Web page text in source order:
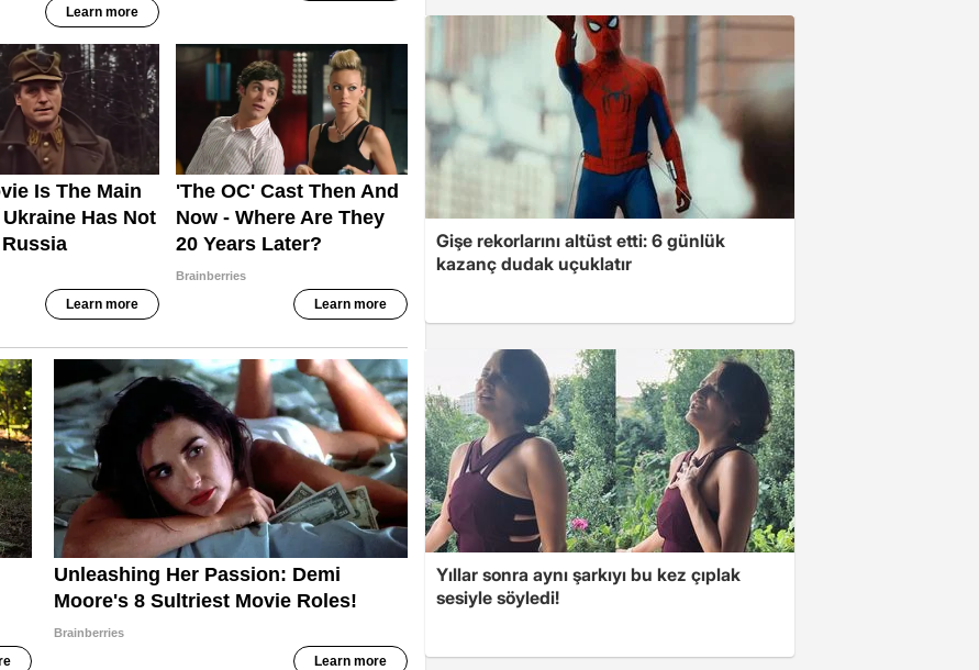
Gişe rekorlarını altüst etti: 6 günlük
kazanç dudak uçuklatır
Yıllar sonra aynı şarkıyı bu kez çıplak
sesiyle söyledi!